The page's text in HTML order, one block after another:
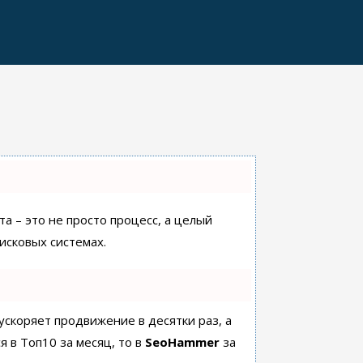
– это не просто процесс, а целый
системах.
продвижение в десятки раз, а
в Топ10 за месяц, то в SeoHammer за